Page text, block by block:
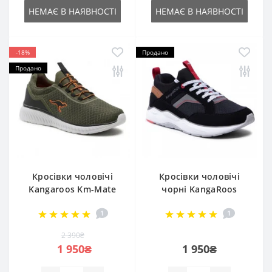
НЕМАЄ В НАЯВНОСТІ НЕМАЄ В НАЯВНОСТІ
-18%
Продано
Кросівки чоловічі
Kangaroos Km-Mate
Olive/Jet Black 5037
1
2 390₴
1 950₴
Продано
Кросівки чоловічі
чорні KangaRoos
smart 5038 1
1 950₴